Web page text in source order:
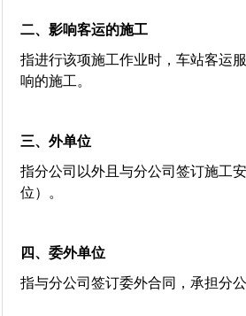
二、 影响客运的施工
指进行该项施工作业时，车站客运
响的施工。
三、 外单位
指分公司以外且与分公司签订施工
位）。
四、 委外单位
指与分公司签订委外合同，承担分